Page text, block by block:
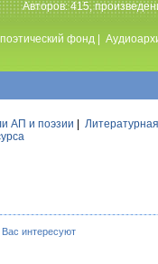
Авторов: 415,
фонд
АП и поэзии
интересуют